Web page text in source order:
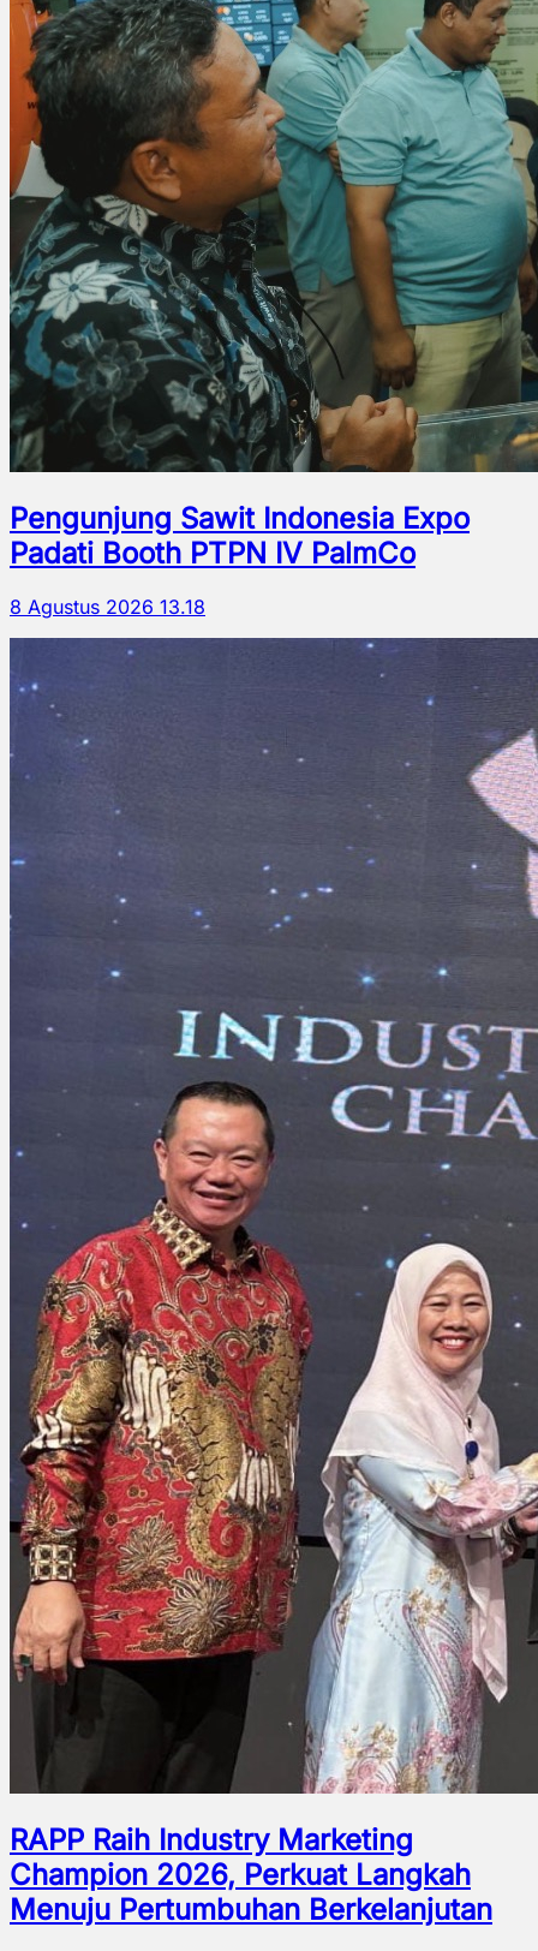
Pengunjung Sawit Indonesia Expo
Padati Booth PTPN IV PalmCo
8 Agustus 2026 13.18
RAPP Raih Industry Marketing
Champion 2026, Perkuat Langkah
Menuju Pertumbuhan Berkelanjutan